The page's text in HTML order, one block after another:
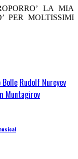
LA MIA
PER MOLTISSIMI
Bolle Rudolf Nureyev
Muntagirov